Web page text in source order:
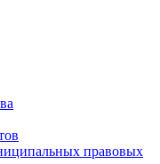
правовых